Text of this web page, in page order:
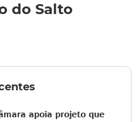
do Salto
apoia projeto que